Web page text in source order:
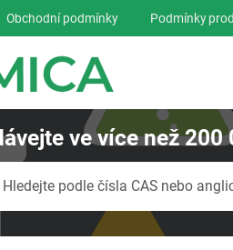
Obchodní podmínky Podmínky
ve více než200
Hledejte podle čísla CAS nebo